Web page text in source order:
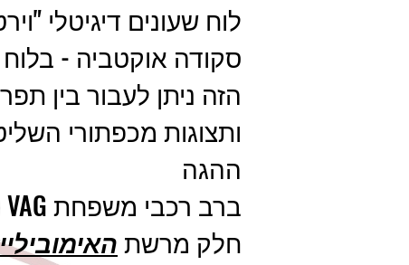
לוח שעונים דיגיטלי
סקודה אוקטביה -
הזה ניתן לעבור בין
ותצוגות מכפתורי
ההגה
חלק מרשת